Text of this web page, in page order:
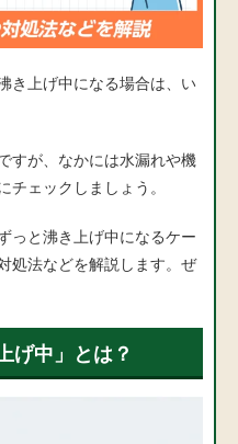
き上げ中になる場合は、い
すが、なかには水漏れや機
チェックしましょう。
っと沸き上げ中になるケー
処法などを解説します。ぜ
げ中」とは？